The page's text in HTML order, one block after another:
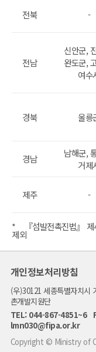
전북 -
전남
신안군,
완도군,
여수
경북 울릉
경남
남해군,
거제
제주 -
* 『섬발전촉진법』 제
제외
개인정보처리방침
(우)30121 세종특별자치시
촌개발지원단
TEL: 044-867-4851~6
lmn030@fipa.or.kr
Copyright © Ministry of